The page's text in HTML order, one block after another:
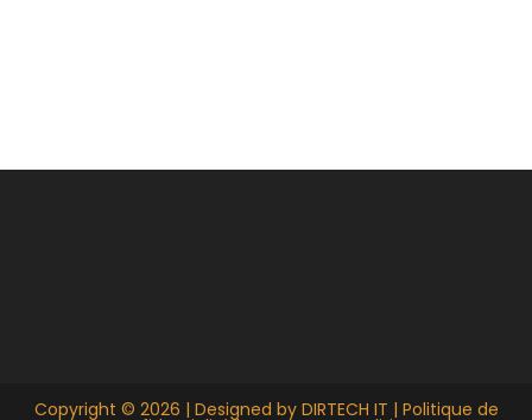
Copyright © 2026 | Designed by DIRTECH IT | Politique de